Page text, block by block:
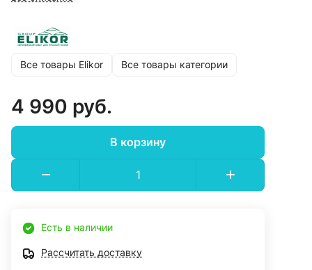
Все товары Elikor Все товары категории
4 990 руб.
В корзину
Есть в наличии
Рассчитать доставку